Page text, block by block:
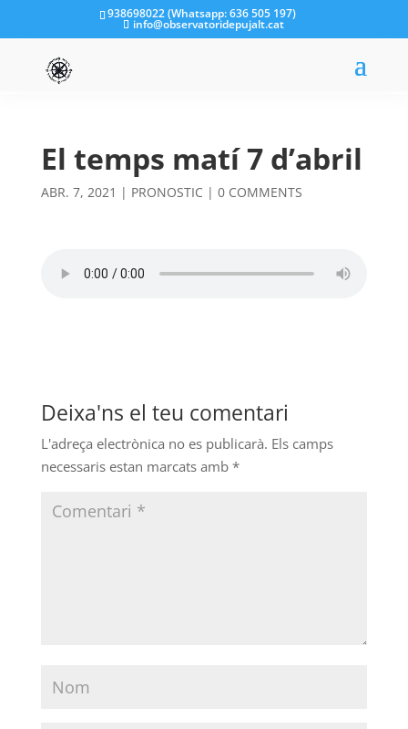
938698022 (Whatsapp: 636 505 197)
info@observatoridepujalt.cat
El temps matí 7 d’abril
ABR. 7, 2021 | PRONOSTIC | 0 COMMENTS
Deixa'ns el teu comentari
L'adreça electrònica no es publicarà. Els camps
necessaris estan marcats amb *